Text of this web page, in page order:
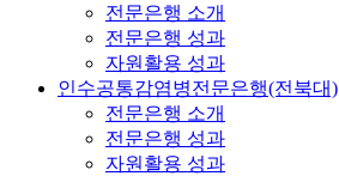
전문은행 소개
전문은행 성과
자원활용 성과
인수공통감염병전문은행(전북대)
전문은행 소개
전문은행 성과
자원활용 성과